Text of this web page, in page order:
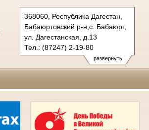
развернуть
368060, Республика Дагестан,
Бабаюртовский р-н,с. Бабаюрт,
ул. Дагестанская, д.13
Тел.: (87247) 2-19-80
babajurtovskiy.dag@sudrf.ru